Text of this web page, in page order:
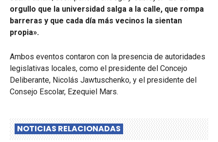
orgullo que la universidad salga a la calle, que rompa
barreras y que cada día más vecinos la sientan
propia».
Ambos eventos contaron con la presencia de autoridades
legislativas locales, como el presidente del Concejo
Deliberante, Nicolás Jawtuschenko, y el presidente del
Consejo Escolar, Ezequiel Mars.
NOTICIAS RELACIONADAS